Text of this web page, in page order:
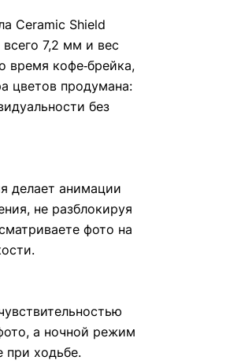
Ceramic Shield
7,2 мм и вес
время кофе‑брейка,
цветов продумана:
без
делает анимации
не разблокируя
фото на
а ночной режим
при ходьбе.